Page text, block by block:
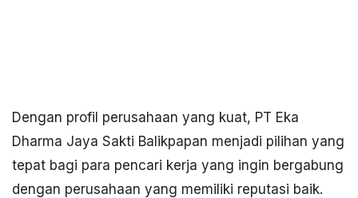
Dengan profil perusahaan yang kuat, PT Eka
Dharma Jaya Sakti Balikpapan menjadi pilihan yang
tepat bagi para pencari kerja yang ingin bergabung
dengan perusahaan yang memiliki reputasi baik.